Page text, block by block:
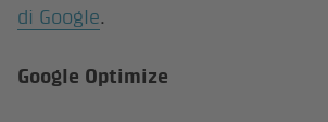
di Google.
Google Optimize